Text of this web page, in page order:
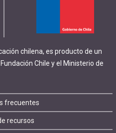
chilena, es producto de un
Chile y el Ministerio de
frecuentes
recursos